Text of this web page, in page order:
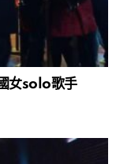
女solo歌手